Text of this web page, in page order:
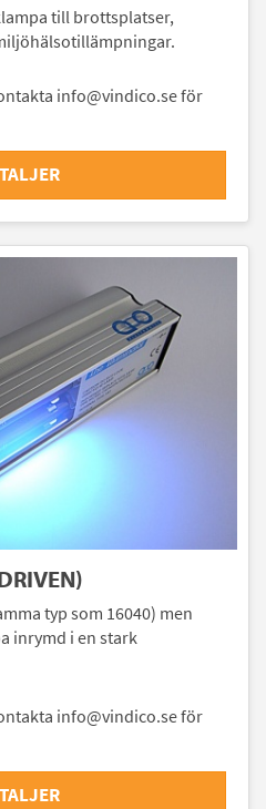
till brottsplatser,
info@vindico.se för
typ som 16040) men
inrymd i en stark
info@vindico.se för